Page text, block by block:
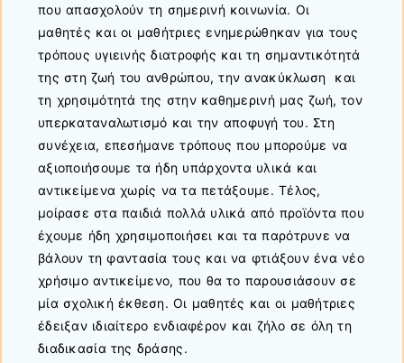
που απασχολούν τη σημερινή κοινωνία. Οι
μαθητές και οι μαθήτριες ενημερώθηκαν για τους
τρόπους υγιεινής διατροφής και τη σημαντικότητά
της στη ζωή του ανθρώπου, την ανακύκλωση και
τη χρησιμότητά της στην καθημερινή μας ζωή, τον
υπερκαταναλωτισμό και την αποφυγή του. Στη
συνέχεια, επεσήμανε τρόπους που μπορούμε να
αξιοποιήσουμε τα ήδη υπάρχοντα υλικά και
αντικείμενα χωρίς να τα πετάξουμε. Τέλος,
μοίρασε στα παιδιά πολλά υλικά από προϊόντα που
έχουμε ήδη χρησιμοποιήσει και τα παρότρυνε να
βάλουν τη φαντασία τους και να φτιάξουν ένα νέο
χρήσιμο αντικείμενο, που θα το παρουσιάσουν σε
μία σχολική έκθεση. Οι μαθητές και οι μαθήτριες
έδειξαν ιδιαίτερο ενδιαφέρον και ζήλο σε όλη τη
διαδικασία της δράσης.